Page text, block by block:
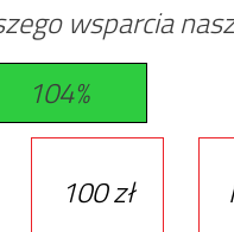
wsparcia
104%
100 zł